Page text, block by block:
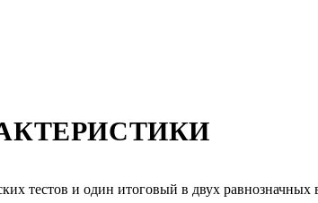
тестов и один итоговый в двух